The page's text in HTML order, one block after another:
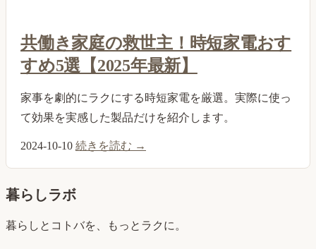
共働き家庭の救世主！時短家電おす
すめ5選【2025年最新】
家事を劇的にラクにする時短家電を厳選。実際に使っ
て効果を実感した製品だけを紹介します。
2024-10-10 続きを読む →
暮らしラボ
暮らしとコトバを、もっとラクに。